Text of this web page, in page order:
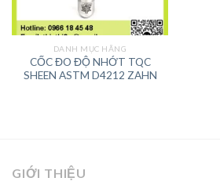
DANH MỤC HÃNG
CỐC ĐO ĐỘ NHỚT TQC
SHEEN ASTM D4212 ZAHN
GIỚI THIỆU